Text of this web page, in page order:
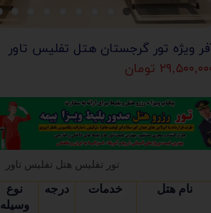
ویژه تور گرجستان هتل تفلیس تاور
تومان
تور تفلیس هتل تفلیس تاور
نام هتل خدمات درجه
نوع
وسیله